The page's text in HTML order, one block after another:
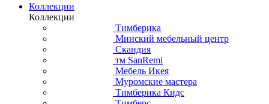
Коллекции
Коллекции
Тимберика
Минский мебельный центр
Скандия
тм SanRemi
Мебель Икея
Муромские мастера
Тимберика Кидс